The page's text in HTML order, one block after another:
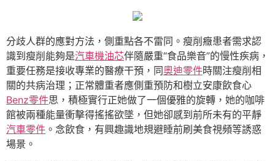
分歧人群的應對方法，側重點各不雷同。瘦削癥患者需求認
識到瘦削能夠是汽車機油芯伴隨嚴重“食品樂音”的慢性疾病，
重要任務是接收專業的醫療干預，同奧迪零件時關注瘦削相
關的共病治理；正常體重者應側重預防和樹立安康飲食心
Benz零件思，積極實行正她做了一個優雅的旋轉，她的咖啡
館被兩種能量衝擊得搖搖欲墜，但她卻感到前所未有的平靜
汽車零件 。念飲食，有興趣識地規避睡前刷美食視頻等誘惑
場景。